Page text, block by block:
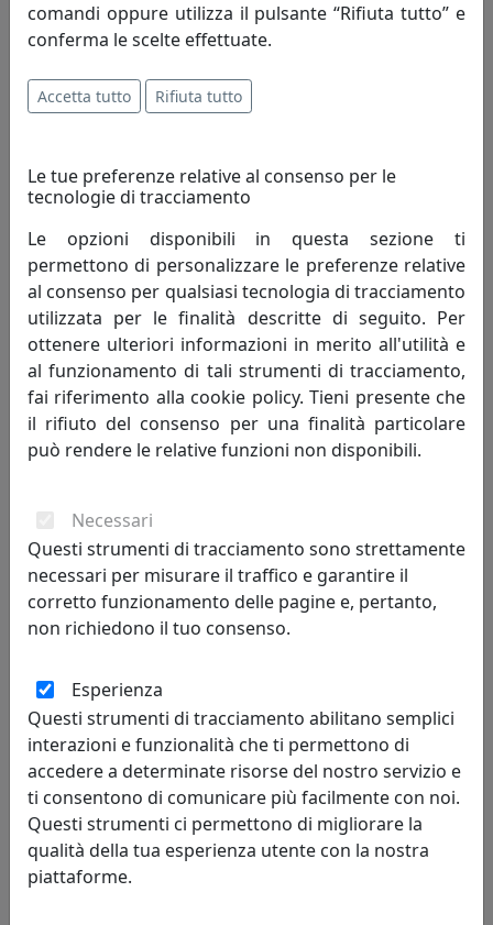
I00206073T77
120,00 €
TAVOLINO BANGLES, TRASPARENTE, CATALOGO IPLEX, CODICE
I00206073TAC
comandi oppure utilizza il pulsante “Rifiuta tutto” e
conferma le scelte effettuate.
Accetta tutto Rifiuta tutto
Le tue preferenze relative al consenso per le
tecnologie di tracciamento
Le opzioni disponibili in questa sezione ti
permettono di personalizzare le preferenze relative
al consenso per qualsiasi tecnologia di tracciamento
utilizzata per le finalità descritte di seguito. Per
ottenere ulteriori informazioni in merito all'utilità e
al funzionamento di tali strumenti di tracciamento,
fai riferimento alla cookie policy. Tieni presente che
il rifiuto del consenso per una finalità particolare
può rendere le relative funzioni non disponibili.
Necessari
Questi strumenti di tracciamento sono strettamente
necessari per misurare il traffico e garantire il
corretto funzionamento delle pagine e, pertanto,
non richiedono il tuo consenso.
Esperienza
Questi strumenti di tracciamento abilitano semplici
interazioni e funzionalità che ti permettono di
accedere a determinate risorse del nostro servizio e
ti consentono di comunicare più facilmente con noi.
Questi strumenti ci permettono di migliorare la
qualità della tua esperienza utente con la nostra
piattaforme.